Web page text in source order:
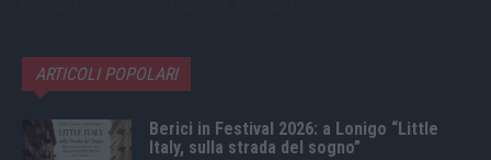
ARTICOLI POPOLARI
Berici in Festival 2026: a Lonigo “Little
Italy, sulla strada del sogno”